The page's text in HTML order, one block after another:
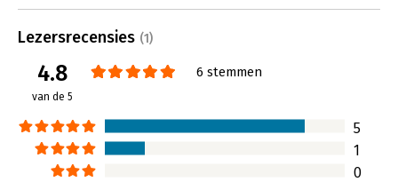
Lees verder
Lezersrecensies (1)
4.8
van de 5
6 stemmen
5
1
0